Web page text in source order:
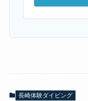
長崎体験ダイビング